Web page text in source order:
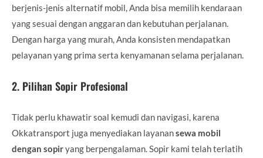
berjenis-jenis alternatif mobil, Anda bisa memilih kendaraan
yang sesuai dengan anggaran dan kebutuhan perjalanan.
Dengan harga yang murah, Anda konsisten mendapatkan
pelayanan yang prima serta kenyamanan selama perjalanan.
2. Pilihan Sopir Profesional
Tidak perlu khawatir soal kemudi dan navigasi, karena
Okkatransport juga menyediakan layanansewa mobil
dengan sopiryang berpengalaman. Sopir kami telah terlatih